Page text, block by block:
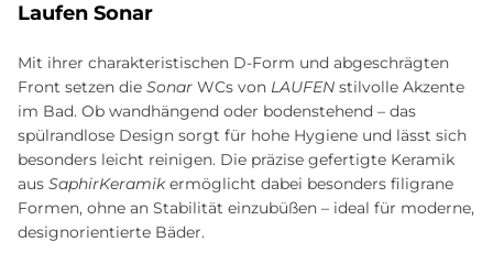
Lau­fen So­nar
Mit ihrer charakteristischen D-Form und abgeschrägten
Front setzen die Sonar WCs von LAUFEN stilvolle Akzente
im Bad. Ob wandhängend oder bodenstehend – das
spülrandlose Design sorgt für hohe Hygiene und lässt sich
besonders leicht reinigen. Die präzise gefertigte Keramik
aus SaphirKeramikermöglicht dabei besonders filigrane
Formen, ohne an Stabilität einzubüßen – ideal für moderne,
designorientierte Bäder.